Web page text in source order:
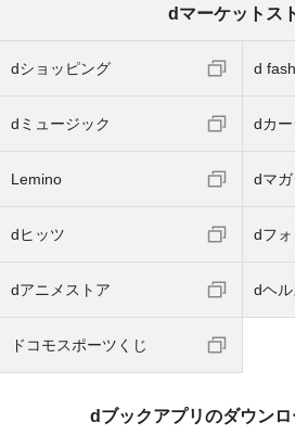
dマーケットス
dショッピング d
dミュージック dカ
Lemino dマ
dヒッツ dフォ
dアニメストア dヘ
ドコモスポーツくじ
dブックアプリのダウン